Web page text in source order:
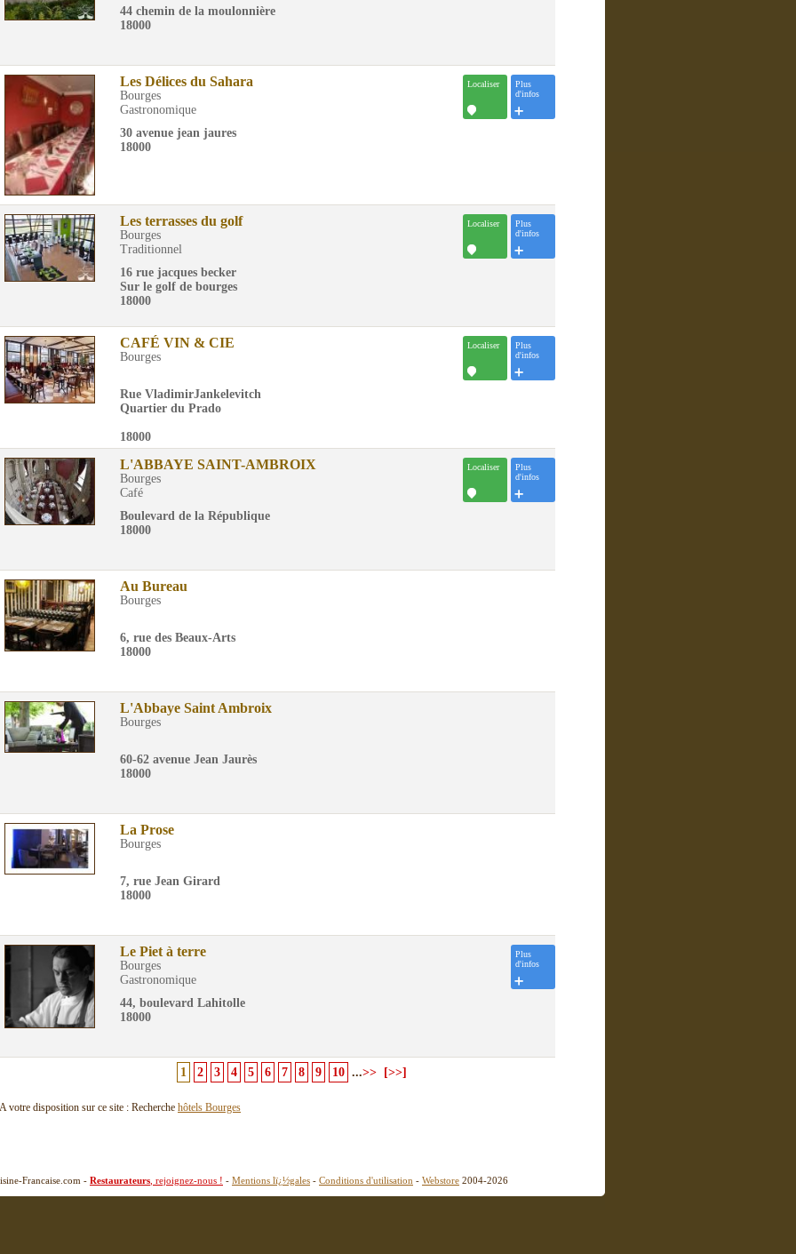
44 chemin de la moulonnière
18000
Les Délices du Sahara
Bourges
Gastronomique
30 avenue jean jaures
18000
Plus
d'infos
Localiser
Les terrasses du golf
Bourges
Traditionnel
16 rue jacques becker
Sur le golf de bourges
18000
Plus
d'infos
Localiser
CAFÉ VIN & CIE
Bourges
Rue VladimirJankelevitch
Quartier du Prado
18000
Plus
d'infos
Localiser
L'ABBAYE SAINT-AMBROIX
Bourges
Café
Boulevard de la République
18000
Plus
d'infos
Localiser
Au Bureau
Bourges
6, rue des Beaux-Arts
18000
L'Abbaye Saint Ambroix
Bourges
60-62 avenue Jean Jaurès
18000
La Prose
Bourges
7, rue Jean Girard
18000
Le Piet à terre
Bourges
Gastronomique
44, boulevard Lahitolle
18000
Plus
d'infos
1 2 3 4 5 6 7 8 9 10 ...>> [>>]
A votre disposition sur ce site : Recherche hôtels Bourges
Francaise.com - Restaurateurs , rejoignez-nous ! - Mentions lï¿½gales - Conditions d'utilisation - Webstore 2004-2026